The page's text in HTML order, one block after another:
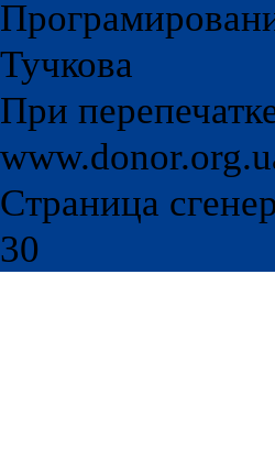
Тучкова
При
Страница
30